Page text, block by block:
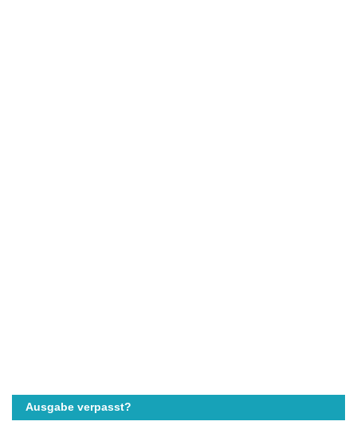
Ausgabe verpasst?